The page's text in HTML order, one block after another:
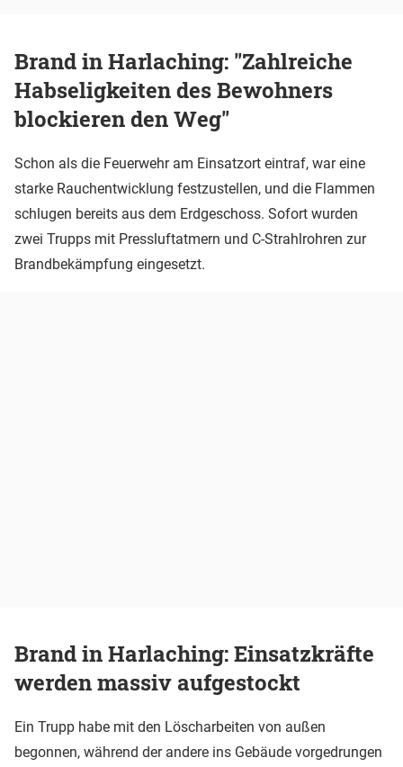
Brand in Harlaching: "Zahlreiche
Habseligkeiten des Bewohners
blockieren den Weg"
Schon als die Feuerwehr am Einsatzort eintraf, war eine
starke Rauchentwicklung festzustellen, und die Flammen
schlugen bereits aus dem Erdgeschoss. Sofort wurden
zwei Trupps mit Pressluftatmern und C-Strahlrohren zur
Brandbekämpfung eingesetzt.
Brand in Harlaching: Einsatzkräfte
werden massiv aufgestockt
Ein Trupp habe mit den Löscharbeiten von außen
begonnen, während der andere ins Gebäude vorgedrungen